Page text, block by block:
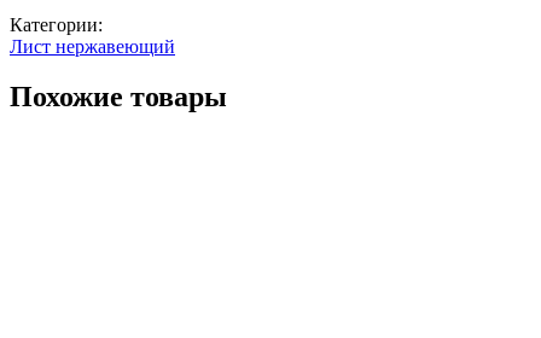
(08Х18Н10)
2B
Категории:
Лист нержавеющий
Похожие товары